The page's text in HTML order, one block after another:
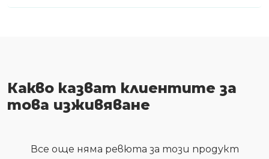
Какво казват клиентите за
това изживяване
Все още няма ревюта за този продукт